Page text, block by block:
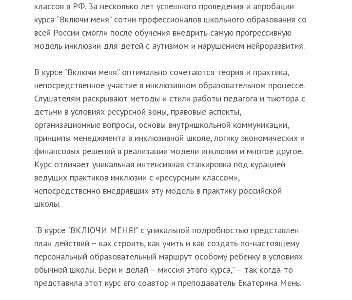
классов в РФ. За несколько лет успешного проведения и апробации
курса “Включи меня” сотни профессионалов школьного образования со
всей России смогли после обучения внедрить самую прогрессивную
модель инклюзии для детей с аутизмом и нарушением нейроразвития.
В курсе “Включи меня” оптимально сочетаются теория и практика,
непосредственное участие в инклюзивном образовательном процессе.
Слушателям раскрывают методы и стили работы педагога и тьютора с
детьми в условиях ресурсной зоны, правовые аспекты,
организационные вопросы, основы внутришкольной коммуникации,
принципы менеджмента в инклюзивной школе, логику экономических и
финансовых решений в реализации модели инклюзии и многое другое.
Курс отличает уникальная интенсивная стажировка под курацией
ведущих практиков инклюзии с «ресурсным классом»,
непосредственно внедрявших эту модель в практику российской
школы.
“В курсе “ВКЛЮЧИ МЕНЯ!” с уникальной подробностью представлен
план действий – как строить, как учить и как создать по-настоящему
персональный образовательный маршрут особому ребенку в условиях
обычной школы. Бери и делай – миссия этого курса,” – так когда-то
представила этот курс его соавтор и преподаватель Екатерина Мень.